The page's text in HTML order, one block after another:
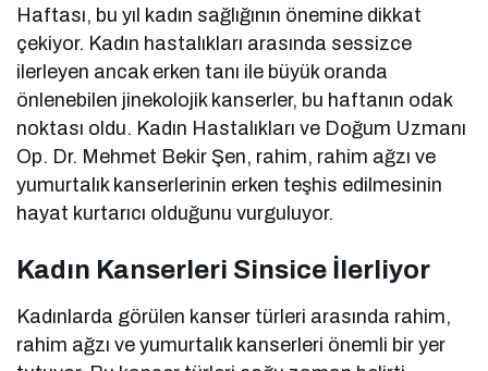
Haftası, bu yıl kadın sağlığının önemine dikkat
çekiyor. Kadın hastalıkları arasında sessizce
ilerleyen ancak erken tanı ile büyük oranda
önlenebilen jinekolojik kanserler, bu haftanın odak
noktası oldu. Kadın Hastalıkları ve Doğum Uzmanı
Op. Dr. Mehmet Bekir Şen, rahim, rahim ağzı ve
yumurtalık kanserlerinin erken teşhis edilmesinin
hayat kurtarıcı olduğunu vurguluyor.
Kadın Kanserleri Sinsice İlerliyor
Kadınlarda görülen kanser türleri arasında rahim,
rahim ağzı ve yumurtalık kanserleri önemli bir yer